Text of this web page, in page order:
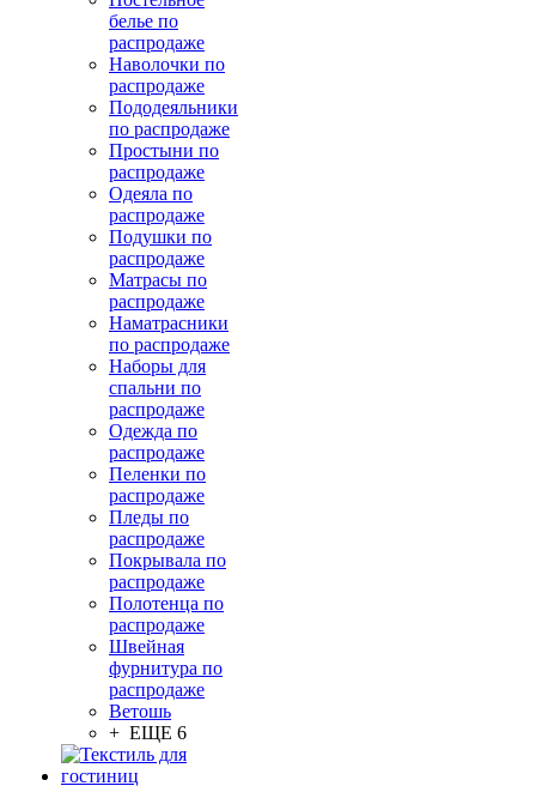
белье по
распродаже
Наволочки по
распродаже
Пододеяльники
по распродаже
Простыни по
распродаже
Одеяла по
распродаже
Подушки по
распродаже
Матрасы по
распродаже
Наматрасники
по распродаже
Наборы для
спальни по
распродаже
Одежда по
распродаже
Пеленки по
распродаже
Пледы по
распродаже
Покрывала по
распродаже
Полотенца по
распродаже
Швейная
фурнитура по
распродаже
Ветошь
+ ЕЩЕ 6